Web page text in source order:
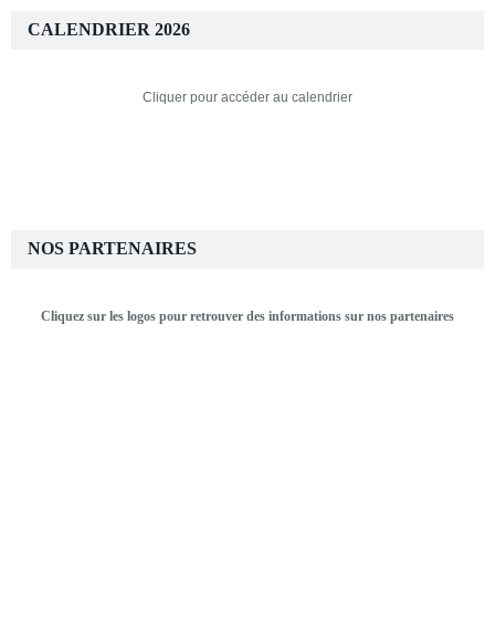
CALENDRIER 2026
Cliquer pour accéder au calendrier
NOS PARTENAIRES
Cliquez sur les logos pour retrouver des informations sur nos partenaires